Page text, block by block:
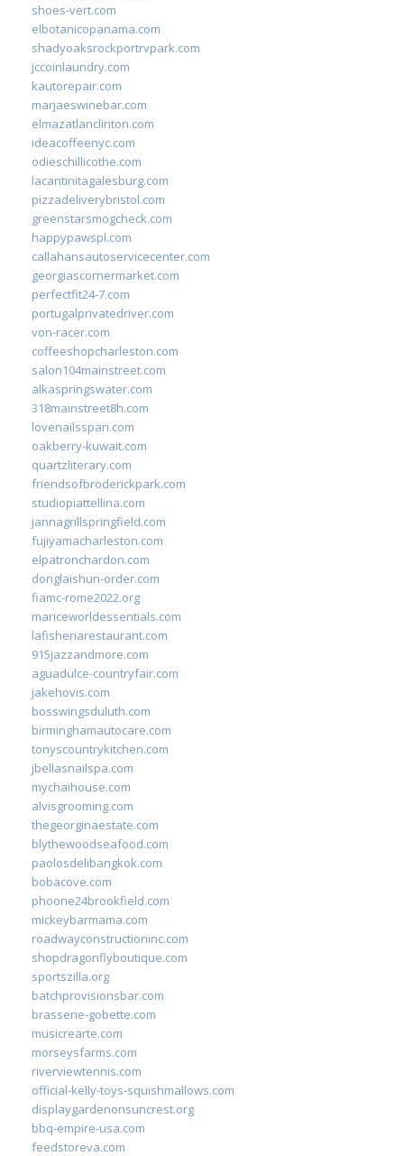
shoes-vert.com
elbotanicopanama.com
shadyoaksrockportrvpark.com
jccoinlaundry.com
kautorepair.com
marjaeswinebar.com
elmazatlanclinton.com
ideacoffeenyc.com
odieschillicothe.com
lacantinitagalesburg.com
pizzadeliverybristol.com
greenstarsmogcheck.com
happypawspl.com
callahansautoservicecenter.com
georgiascornermarket.com
perfectfit24-7.com
portugalprivatedriver.com
von-racer.com
coffeeshopcharleston.com
salon104mainstreet.com
alkaspringswater.com
318mainstreet8h.com
lovenailsspari.com
oakberry-kuwait.com
quartzliterary.com
friendsofbroderickpark.com
studiopiattellina.com
jannagrillspringfield.com
fujiyamacharleston.com
elpatronchardon.com
donglaishun-order.com
fiamc-rome2022.org
mariceworldessentials.com
lafisheriarestaurant.com
915jazzandmore.com
aguadulce-countryfair.com
jakehovis.com
bosswingsduluth.com
birminghamautocare.com
tonyscountrykitchen.com
jbellasnailspa.com
mychaihouse.com
alvisgrooming.com
thegeorginaestate.com
blythewoodseafood.com
paolosdelibangkok.com
bobacove.com
phoone24brookfield.com
mickeybarmama.com
roadwayconstructioninc.com
shopdragonflyboutique.com
sportszilla.org
batchprovisionsbar.com
brasserie-gobette.com
musicrearte.com
morseysfarms.com
riverviewtennis.com
official-kelly-toys-squishmallows.com
displaygardenonsuncrest.org
bbq-empire-usa.com
feedstoreva.com